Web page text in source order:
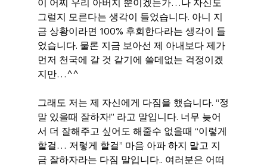
이 어찌 우리 아버지 뿐이겠는가…나 자신도
그럴지 모른다는 생각이 들었습니다. 아니 지
금 상황이라면 100% 후회한다라는 생각이 들
었습니다. 물론 지금 보아선 제 아내보다 제가
먼저 천국에 갈 것 같기에 쓸데없는 걱정이겠
지만…^^
그래도 저는 제 자신에게 다짐을 했습니다. “정
말 있을때 잘하자!” 라고 말입니다. 너무 늦어
서 더 잘해주고 싶어도 해줄수 없을때 “이렇게
할걸… 저렇게 할걸” 마음 아파 하지 말고 지
금 잘하자라는 다짐 말입니다.. 여러분은 어떠